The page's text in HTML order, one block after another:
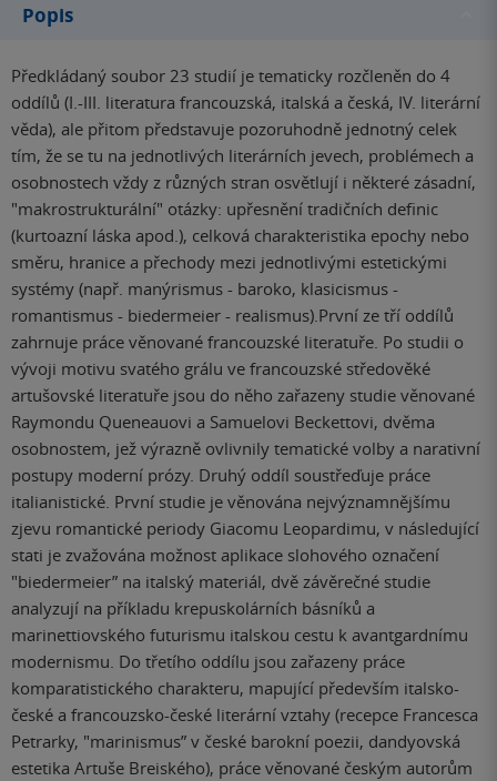
Popis
Předkládaný soubor 23 studií je tematicky rozčleněn do 4
oddílů (I.-III. literatura francouzská, italská a česká, IV. literární
věda), ale přitom představuje pozoruhodně jednotný celek
tím, že se tu na jednotlivých literárních jevech, problémech a
osobnostech vždy z různých stran osvětlují i některé zásadní,
"makrostrukturální" otázky: upřesnění tradičních definic
(kurtoazní láska apod.), celková charakteristika epochy nebo
směru, hranice a přechody mezi jednotlivými estetickými
systémy (např. manýrismus - baroko, klasicismus -
romantismus - biedermeier - realismus).První ze tří oddílů
zahrnuje práce věnované francouzské literatuře. Po studii o
vývoji motivu svatého grálu ve francouzské středověké
artušovské literatuře jsou do něho zařazeny studie věnované
Raymondu Queneauovi a Samuelovi Beckettovi, dvěma
osobnostem, jež výrazně ovlivnily tematické volby a narativní
postupy moderní prózy. Druhý oddíl soustřeďuje práce
italianistické. První studie je věnována nejvýznamnějšímu
zjevu romantické periody Giacomu Leopardimu, v následující
stati je zvažována možnost aplikace slohového označení
"biedermeier” na italský materiál, dvě závěrečné studie
analyzují na příkladu krepuskolárních básníků a
marinettiovského futurismu italskou cestu k avantgardnímu
modernismu. Do třetího oddílu jsou zařazeny práce
komparatistického charakteru, mapující především italsko-
české a francouzsko-české literární vztahy (recepce Francesca
Petrarky, "marinismus” v české barokní poezii, dandyovská
estetika Artuše Breiského), práce věnované českým autorům